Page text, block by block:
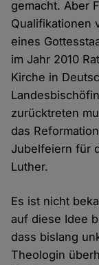
gemacht. Aber
Qualifikationen
eines
im Jahr 2010
Kirche in
zurücktreten
das
Jubelfeiern für
Luther.
Es ist nicht
auf diese Idee
dass bislang
Theologin